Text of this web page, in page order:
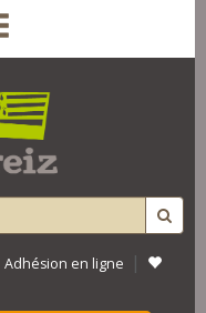
Adhésion en ligne |